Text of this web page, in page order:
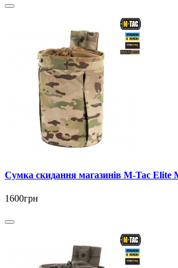
Сумка скидання магазинів M-Tac Elite
1600грн